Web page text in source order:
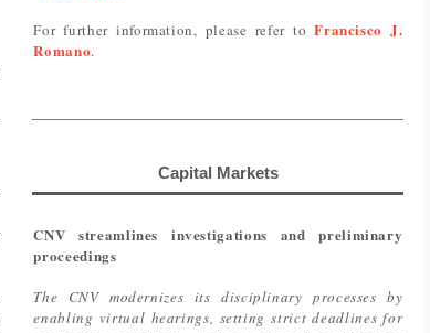
For further information, please refer toFrancisco J.
Romano.
Capital Markets
CNV streamlines investigations and preliminary
proceedings
The CNV modernizes its disciplinary processes by
enabling virtual hearings, setting strict deadlines for